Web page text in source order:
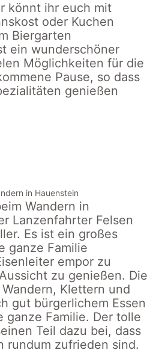
könnt ihr euch mit
oder Kuchen
Biergarten
ein wunderschöner
Möglichkeiten für die
Pause, so dass
genießen
in Hauenstein
Wandern in
Lanzenfahrter Felsen
Es ist ein großes
ganze Familie
empor zu
zu genießen. Die
Klettern und
gut bürgerlichem Essen
ganze Familie. Der tolle
Teil dazu bei, dass
rundum zufrieden sind.